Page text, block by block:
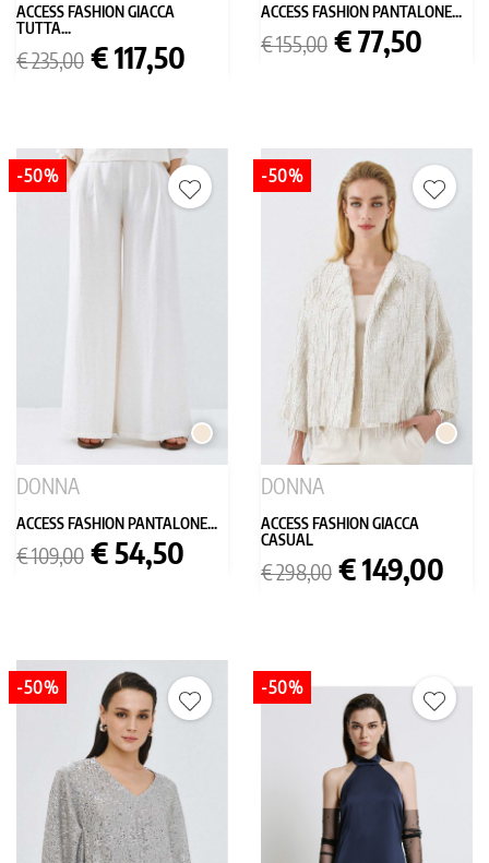
ACCESS FASHION GIACCA
TUTTA...
Prezzo
base
€ 235,00 Prezzo
€ 117,50
ACCESS FASHION PANTALONE...
Prezzo
base
€ 155,00 Prezzo
€ 77,50
PANNA
DONNA
ACCESS FASHION PANTALONE...
Prezzo
base
€ 109,00 Prezzo
€ 54,50
-50%
PANNA
DONNA
ACCESS FASHION GIACCA
CASUAL
Prezzo
base
€ 298,00 Prezzo
€ 149,00
-50%
-50% -50%